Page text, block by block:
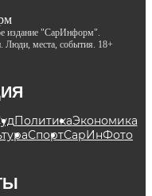
издание "СарИнформ".
Люди, места, события. 18+
ПолитикаЭкономика
СпортСарИнФото